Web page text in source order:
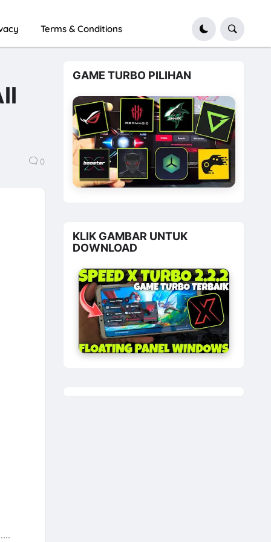
Terms & Conditions
0
GAME TURBO PILIHAN
KLIK GAMBAR UNTUK
DOWNLOAD